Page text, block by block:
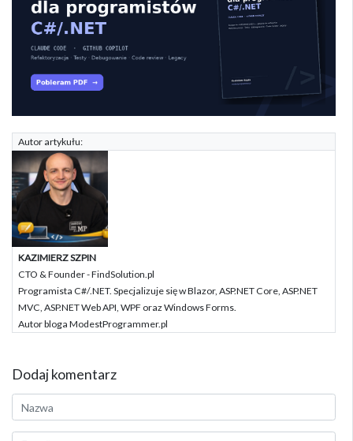
Autor artykułu:
KAZIMIERZ SZPIN
CTO & Founder - FindSolution.pl
Programista C#/.NET. Specjalizuje się w Blazor, ASP.NET Core, ASP.NET
MVC, ASP.NET Web API, WPF oraz Windows Forms.
Autor bloga ModestProgrammer.pl
Dodaj komentarz